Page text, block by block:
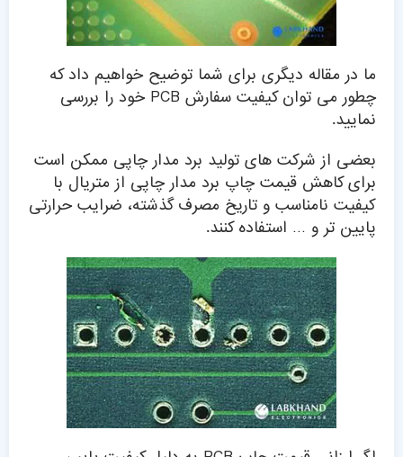
ما در مقاله دیگری برای شما توضیح خواهیم داد که
چطور می توان کیفیت سفارش PCB خود را بررسی
نمایید.
بعضی از شرکت های تولید برد مدار چاپی ممکن است
برای کاهش قیمت چاپ برد مدار چاپی از متریال با
کیفیت نامناسب و تاریخ مصرف گذشته، ضرایب حرارتی
پایین تر و … استفاده کنند.